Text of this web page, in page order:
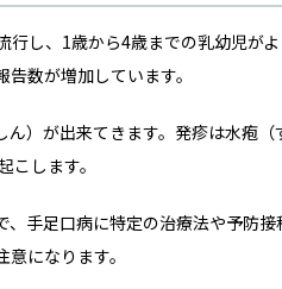
し、1歳から4歳までの乳幼児が
数が増加しています。
）が出来てきます。発疹は水疱
します。
手足口病に特定の治療法や予防
になります。